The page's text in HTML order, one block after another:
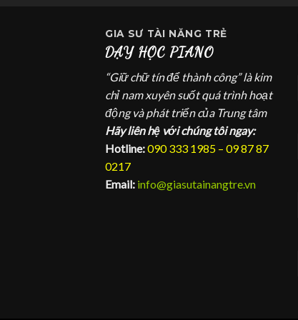
GIA SƯ TÀI NĂNG TRẺ
DẠY HỌC PIANO
“Giữ chữ tín để thành công” là kim
chỉ nam xuyên suốt quá trình hoạt
động và phát triển của Trung tâm
Hãy liên hệ với chúng tôi ngay:
Hotline:090 333 1985 – 09 87 87
0217
Email: info@giasutainangtre.vn